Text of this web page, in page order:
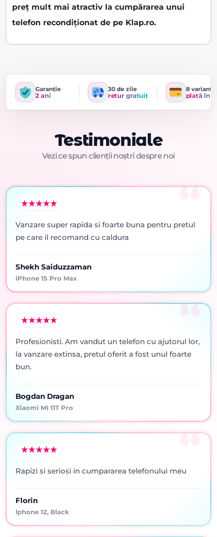
preț mult mai atractiv la cumpărarea unui
telefon recondiționat de pe Klap.ro.
Garanție
2 ani
30 de zile
retur gratuit
8 variante
plată în
Testimoniale
Vezi ce spun clienții noștri despre noi
Vanzare super rapida si foarte buna pentru pretul
pe care il recomand cu caldura
Shekh Saiduzzaman
iPhone 15 Pro Max
Profesionisti. Am vandut un telefon cu ajutorul lor,
la vanzare extinsa, pretul oferit a fost unul foarte
bun.
Bogdan Dragan
Xiaomi MI 11T Pro
Rapizi si seriosi in cumpararea telefonului meu
Florin
Iphone 12, Black